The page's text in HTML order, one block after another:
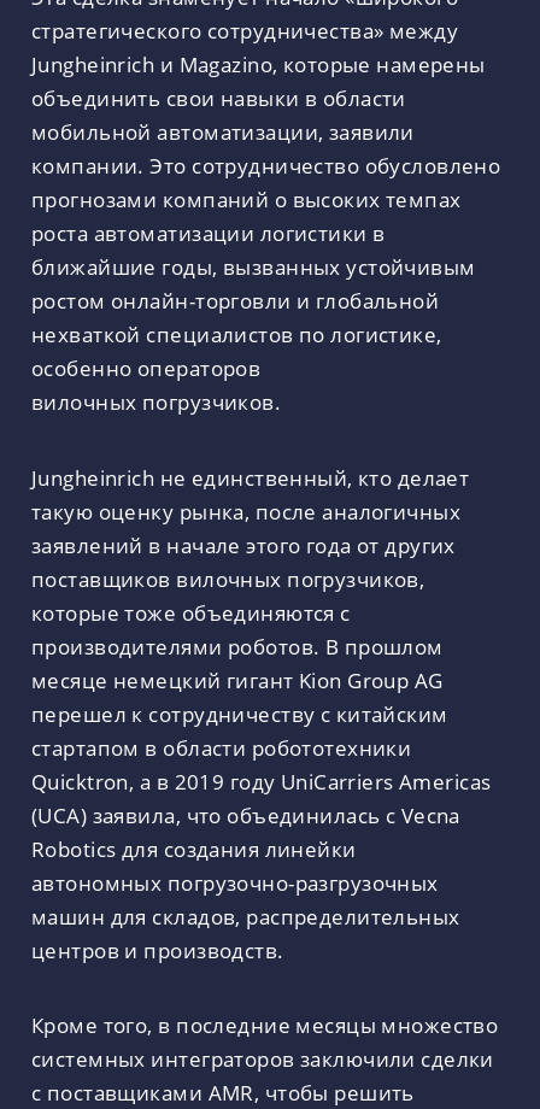
стратегического сотрудничества» между
Jungheinrich и Magazino, которые намерены
объединить свои навыки в области
мобильной автоматизации, заявили
компании. Это сотрудничество обусловлено
прогнозами компаний о высоких темпах
роста автоматизации логистики в
ближайшие годы, вызванных устойчивым
ростом онлайн-торговли и глобальной
нехваткой специалистов по логистике,
особенно операторов
вилочных погрузчиков.
Jungheinrich не единственный, кто делает
такую ​​оценку рынка, после аналогичных
заявлений в начале этого года от других
поставщиков вилочных погрузчиков,
которые тоже объединяются с
производителями роботов. В прошлом
месяце немецкий гигант Kion Group AG
перешел к сотрудничеству с китайским
стартапом в области робототехники
Quicktron, а в 2019 году UniCarriers Americas
(UCA) заявила, что объединилась с Vecna ​​
Robotics для создания линейки
автономных погрузочно-разгрузочных
машин для складов, распределительных
центров и производств.
Кроме того, в последние месяцы множество
системных интеграторов заключили сделки
с поставщиками AMR, чтобы решить